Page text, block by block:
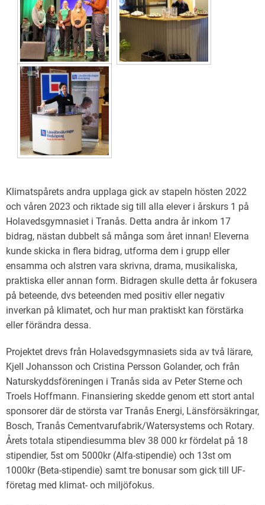
Klimatspårets andra upplaga gick av stapeln hösten 2022
och våren 2023 och riktade sig till alla elever i årskurs 1 på
Holavedsgymnasiet i Tranås. Detta andra år inkom 17
bidrag, nästan dubbelt så många som året innan! Eleverna
kunde skicka in flera bidrag, utforma dem i grupp eller
ensamma och alstren vara skrivna, drama, musikaliska,
praktiska eller annan form. Bidragen skulle detta år fokusera
på beteende, dvs beteenden med positiv eller negativ
inverkan på klimatet, och hur man praktiskt kan förstärka
eller förändra dessa.
Projektet drevs från Holavedsgymnasiets sida av två lärare,
Kjell Johansson och Cristina Persson Golander, och från
Naturskyddsföreningen i Tranås sida av Peter Sterne och
Troels Hoffmann. Finansiering skedde genom ett stort antal
sponsorer där de största var Tranås Energi, Länsförsäkringar,
Bosch, Tranås Cementvarufabrik/Watersystems och Rotary.
Årets totala stipendiesumma blev 38 000 kr fördelat på 18
stipendier, 5st om 5000kr (Alfa-stipendie) och 13st om
1000kr (Beta-stipendie) samt tre bonusar som gick till UF-
företag med klimat- och miljöfokus.